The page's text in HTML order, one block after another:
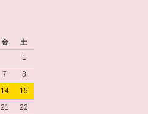
金
土
1
7
8
14
15
21
22